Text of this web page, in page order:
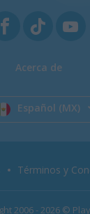
Acerca de
Español (MX)
2006 - 2026 ©
Términos y